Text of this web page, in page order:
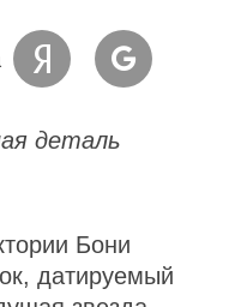
деталь
Бони
датируемый